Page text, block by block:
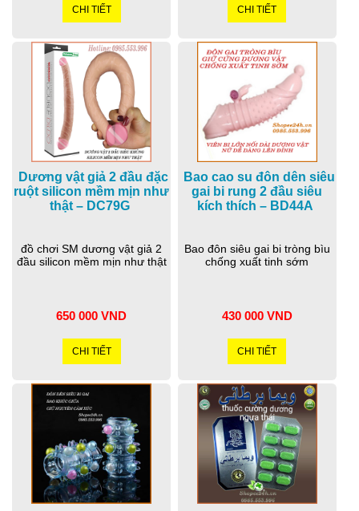
CHI TIẾT CHI TIẾT
Dương vật giả 2 đầu đặc
ruột silicon mềm mịn như
thật – DC79G
đồ chơi SM dương vật giả 2
đầu silicon mềm mịn như thật
650 000 VND
CHI TIẾT
Bao cao su đôn dên siêu
gai bi rung 2 đầu siêu
kích thích – BD44A
Bao đôn siêu gai bi tròng bìu
chống xuất tinh sớm
430 000 VND
CHI TIẾT